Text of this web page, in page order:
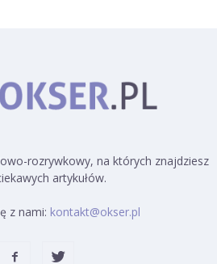
rozrywkowy, na których znajdziesz
artykułów.
z nami: kontakt@okser.pl